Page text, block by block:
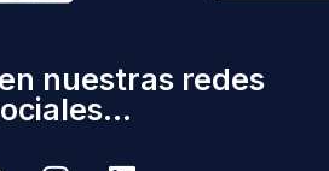
nuestras redes